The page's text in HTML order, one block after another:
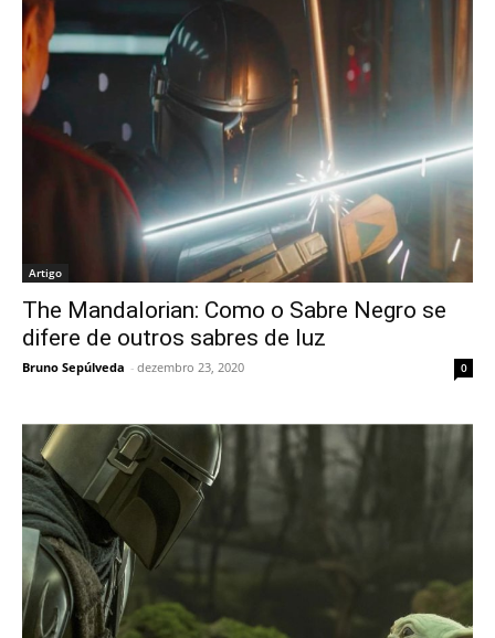
Artigo
The Mandalorian: Como o Sabre Negro se
difere de outros sabres de luz
Bruno Sepúlveda - dezembro 23, 2020 0